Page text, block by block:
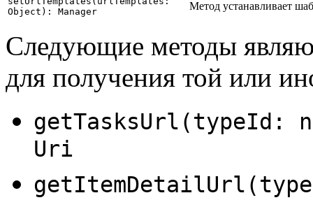
Object): Manager
Метод устанавливает
Следующие методы
для получения той или
getTasksUrl(typeId:
Uri